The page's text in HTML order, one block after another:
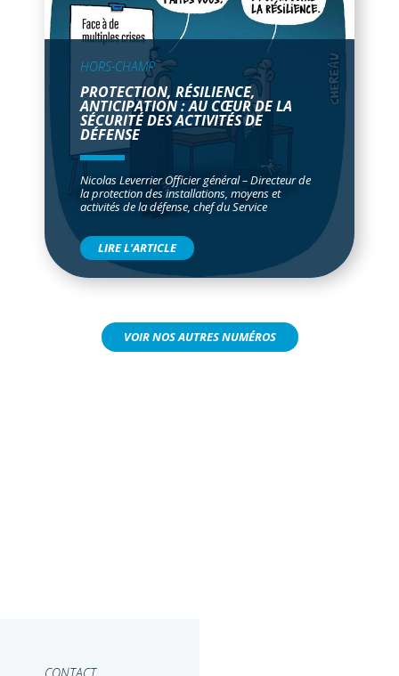
HORS-CHAMP
PROTECTION, RÉSILIENCE,
ANTICIPATION : AU CŒUR DE LA
SÉCURITÉ DES ACTIVITÉS DE
DÉFENSE
Nicolas Leverrier Officier général – Directeur de
la protection des installations, moyens et
activités de la défense, chef du Service
LIRE L'ARTICLE
VOIR NOS AUTRES NUMÉROS
CONTACT